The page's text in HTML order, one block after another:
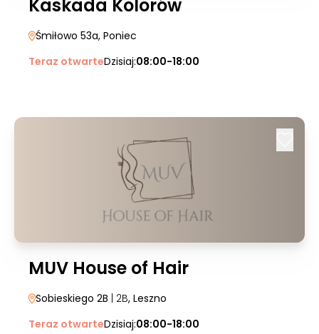
Kaskada Kolorów
Śmiłowo 53a, Poniec
Teraz otwarteDzisiaj:08:00-18:00
MUV House of Hair
Sobieskiego 2B | 2B, Leszno
Teraz otwarteDzisiaj:08:00-18:00